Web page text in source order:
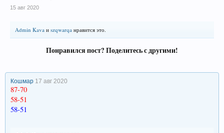
15 авг 2020
Admin Kava и szqwarqa нравится это.
Понравился пост? Поделитесь с другими!
Кошмар 17 авг 2020
87-70
58-51
58-51